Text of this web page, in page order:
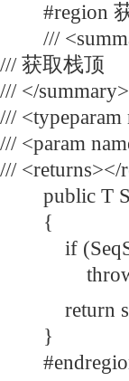
#region 获
///
/// 获取栈顶
/// </summary>
///
/// <param
/// <returns></
public T
{
if
throw
return
}